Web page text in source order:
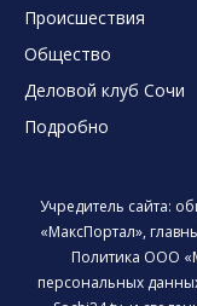
Происшествия
Общество
Деловой клуб Сочи
Подробно
Учредитель сайта:
«МаксПортал»,
Политика ООО
персональных